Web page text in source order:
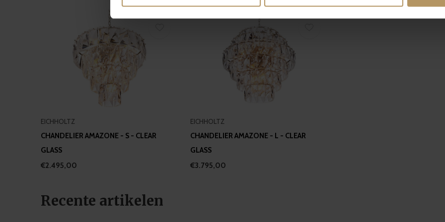
We use cookies to personalise content and ads, to provide social media features and to
information about your use of our site with our social media, advertising and analytics
other information that you’ve provided to them or that they’ve collected from your use of their
EICHHOLTZ
CHANDELIER AMAZONE - S - CLEAR
GLASS
€2.495,00
EICHHOLTZ
CHANDELIER AMAZONE - L - CLEAR
GLASS
€3.795,00
Recente artikelen